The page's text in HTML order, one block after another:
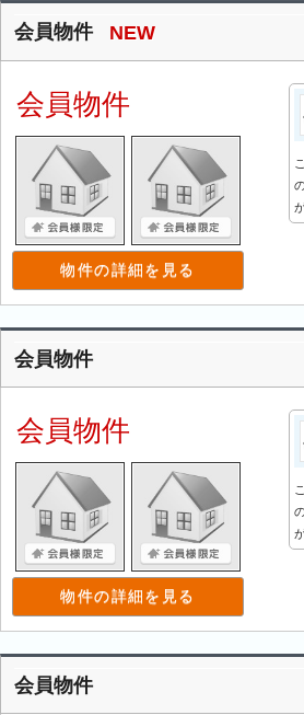
会員物件 NEW
会員物件
物件の詳細を見る
会員物件
会員物件
物件の詳細を見る
会員物件